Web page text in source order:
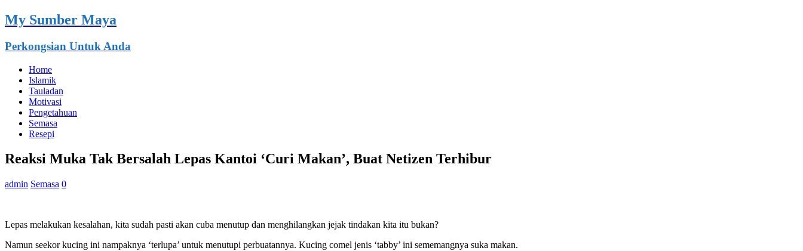
My Sumber Maya
Perkongsian Untuk Anda
Home
Islamik
Tauladan
Motivasi
Pengetahuan
Semasa
Resepi
Reaksi Muka Tak Bersalah Lepas Kantoi ‘Curi Makan’, Buat Netizen Terhibur
admin Semasa 0
Lepas melakukan kesalahan, kita sudah pasti akan cuba menutup dan menghilangkan jejak tindakan kita itu bukan?
Namun seekor kucing ini nampaknya ‘terlupa’ untuk menutupi perbuatannya. Kucing comel jenis ‘tabby’ ini sememangnya suka makan.